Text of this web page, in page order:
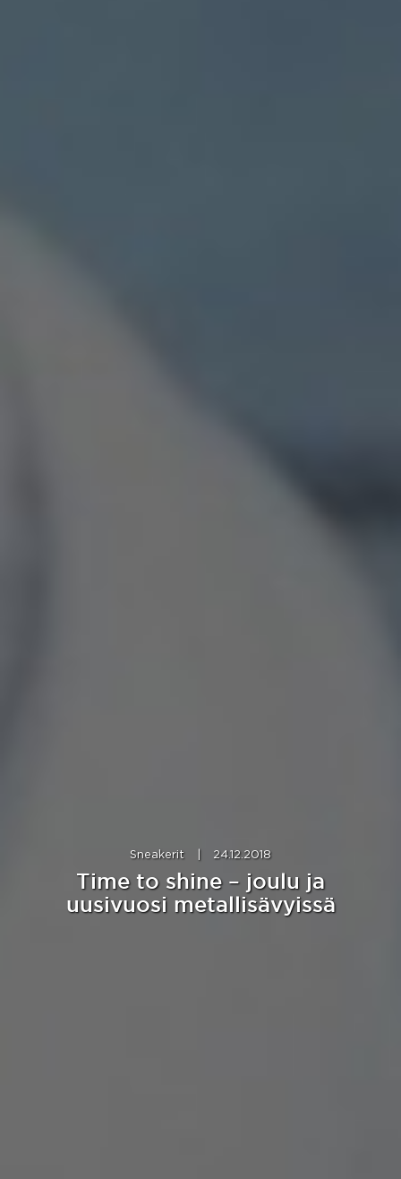
Sneakerit 24.12.2018
Time to shine – joulu ja
uusivuosi metallisävyissä